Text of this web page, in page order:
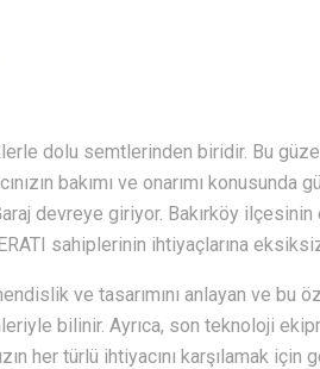
dolu semtlerinden biridir. Bu
bakımı ve onarımı
devreye giriyor. Bakırköy
sahiplerinin ihtiyaçlarına
ve tasarımını anlayan ve bu
bilinir. Ayrıca, son teknoloji
her türlü ihtiyacını karşılamak için